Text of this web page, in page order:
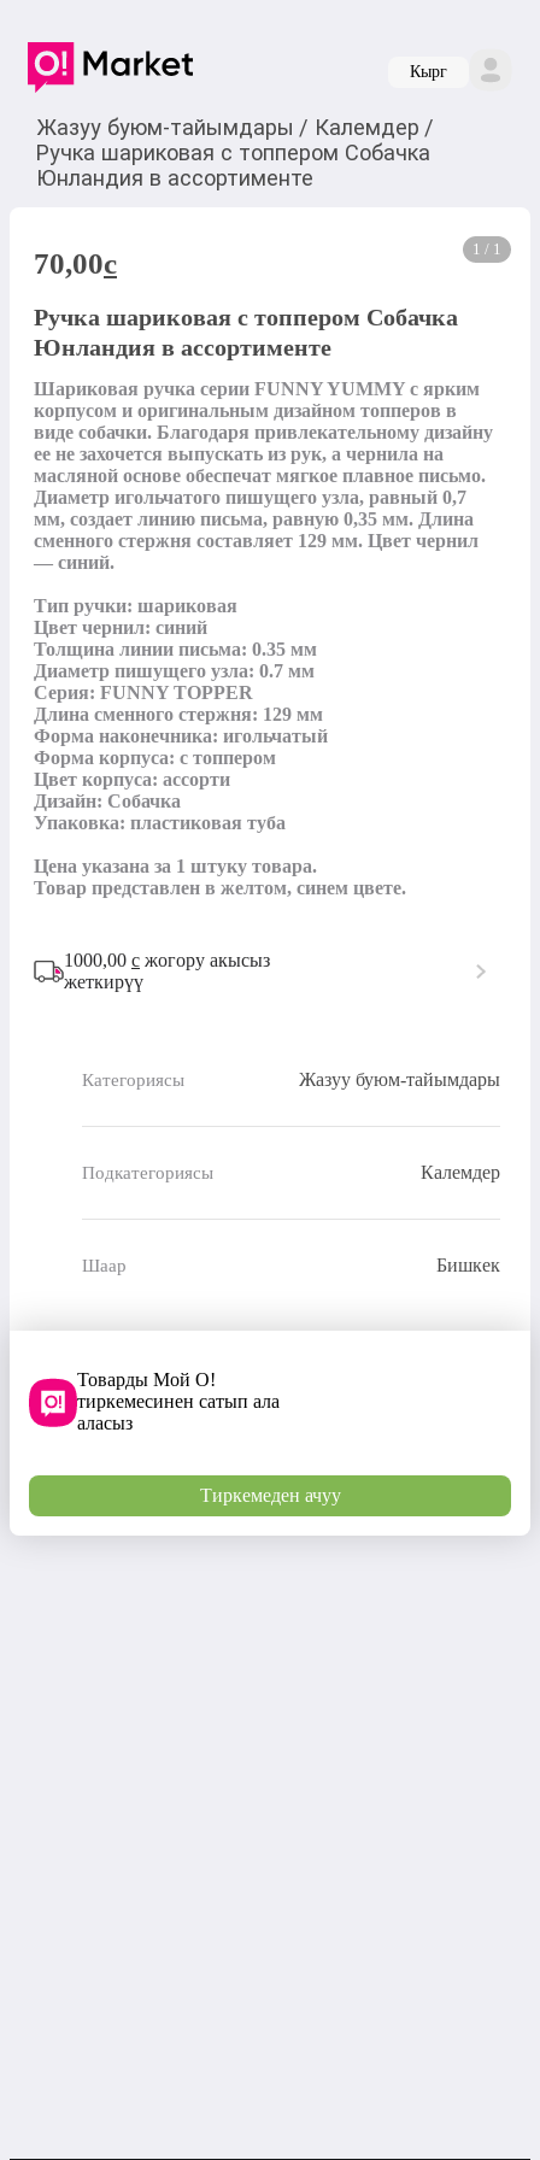
Кырг
Жазуу буюм-тайымдары / Калемдер /
Ручка шариковая с топпером Собачка
Юнландия в ассортименте
1 / 1
70,00c
Ручка шариковая с топпером Собачка
Юнландия в ассортименте
Шариковая ручка серии FUNNY YUMMY с ярким
корпусом и оригинальным дизайном топперов в
виде собачки. Благодаря привлекательному дизайну
ее не захочется выпускать из рук, а чернила на
масляной основе обеспечат мягкое плавное письмо.
Диаметр игольчатого пишущего узла, равный 0,7
мм, создает линию письма, равную 0,35 мм. Длина
сменного стержня составляет 129 мм. Цвет чернил
— синий.
Тип ручки: шариковая
Цвет чернил: синий
Толщина линии письма: 0.35 мм
Диаметр пишущего узла: 0.7 мм
Серия: FUNNY TOPPER
Длина сменного стержня: 129 мм
Форма наконечника: игольчатый
Форма корпуса: с топпером
Цвет корпуса: ассорти
Дизайн: Собачка
Упаковка: пластиковая туба
Цена указана за 1 штуку товара.
Товар представлен в желтом, синем цвете.
1000,00 с жогору акысыз
жеткирүү
Категориясы Жазуу буюм-тайымдары
Подкатегориясы Калемдер
Шаар Бишкек
Товарды Мой О!
тиркемесинен сатып ала
аласыз
Тиркемеден ачуу